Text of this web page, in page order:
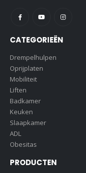
CATEGORIEËN
Drempelhulpen
Oprijplaten
Mobiliteit
Liften
Badkamer
Keuken
Slaapkamer
ADL
Obesitas
PRODUCTEN